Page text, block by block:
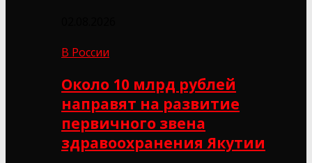
В России
Около 10 млрд рублей
направят на развитие
первичного звена
здравоохранения Якутии